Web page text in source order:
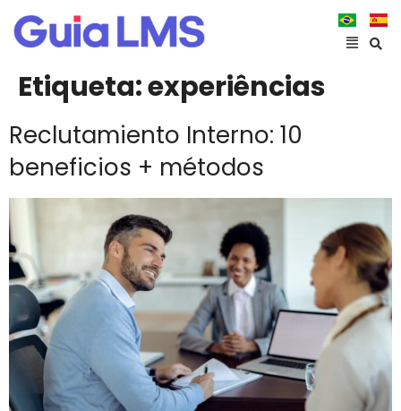
Etiqueta:experiências
Reclutamiento Interno: 10
beneficios + métodos